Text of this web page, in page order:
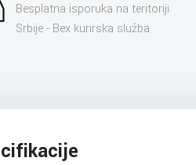
Besplatna isporuka na teritoriji
Srbije - Bex kurirska služba